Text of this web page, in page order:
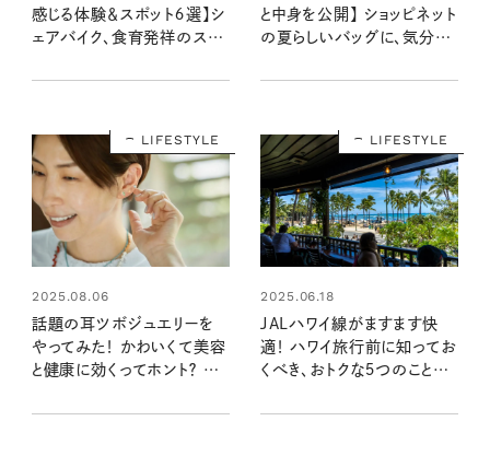
感じる体験＆スポット６選】シ
ェアバイク、食育発祥のスク
学生ボランティアなど多彩な
と中身を公開】 ショッピネット
の夏らしいバッグに、気分や
IN！：編集ライター 仁田ときこ
LIFESTYLE
2025.08.06
話題の耳ツボジュエリーを
やってみた！ かわいくて美容
と健康に効くってホント？ リフ
幅広くケア
LIFESTYLE
2025.06.18
JALハワイ線がますます快
適！ ハワイ旅行前に知ってお
くべき、おトクな５つのことを